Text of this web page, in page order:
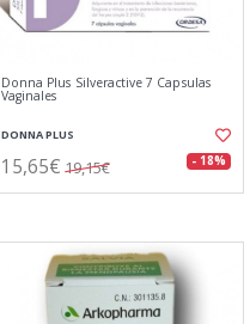
Donna Plus Silveractive 7 Capsulas
Vaginales
DONNA PLUS
15,65€ 19,15€ - 18%